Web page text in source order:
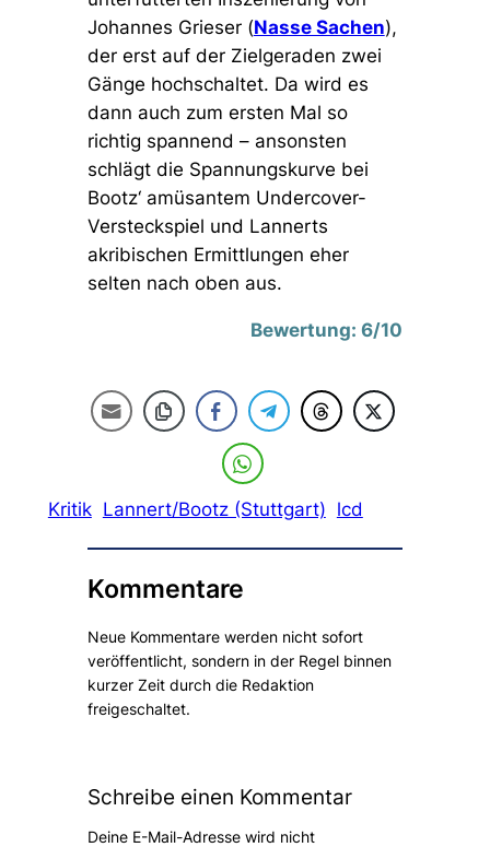
Johannes Grieser (Nasse Sachen),
der erst auf der Zielgeraden zwei
Gänge hochschaltet. Da wird es
dann auch zum ersten Mal so
richtig spannend – ansonsten
schlägt die Spannungskurve bei
Bootz‘ amüsantem Undercover-
Versteckspiel und Lannerts
akribischen Ermittlungen eher
selten nach oben aus.
Bewertung: 6/10
Kritik Lannert/Bootz (Stuttgart) lcd
Kommentare
Neue Kommentare werden nicht sofort
veröffentlicht, sondern in der Regel binnen
kurzer Zeit durch die Redaktion
freigeschaltet.
Schreibe einen Kommentar
Deine E-Mail-Adresse wird nicht